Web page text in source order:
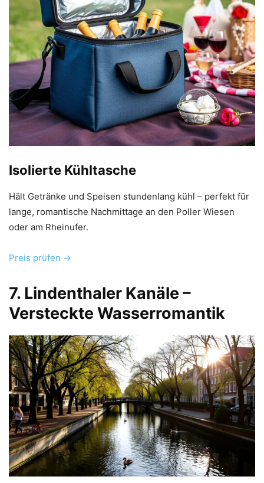
Isolierte Kühltasche
Hält Getränke und Speisen stundenlang kühl – perfekt für
lange, romantische Nachmittage an den Poller Wiesen
oder am Rheinufer.
Preis prüfen →
7. Lindenthaler Kanäle –
Versteckte Wasserromantik